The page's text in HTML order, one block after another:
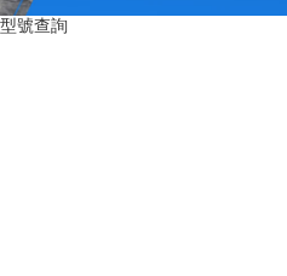
新聞資訊
型號查詢